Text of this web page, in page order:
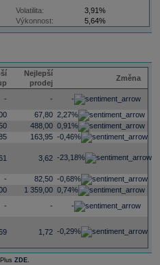
Volatilita:
3,91%
Výkonnost:
5,64%
Nejlepší
prodej
Změna
- -
-
67,80 2,27%
488,00 0,91%
163,95 -0,46%
3,62 -23,18%
- 82,50 -0,68%
1 359,00 0,74%
- - -
1,72 -0,29%
ZDE.